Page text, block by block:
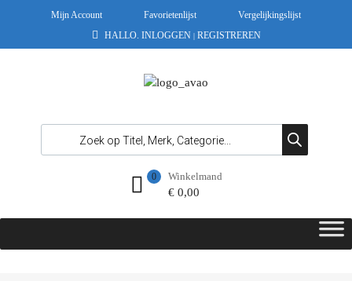
Mijn Account Favorietenlijst
Vergelijkingslijst
HALLO. INLOGGEN | REGISTREREN
Winkelmand
€0,00
0